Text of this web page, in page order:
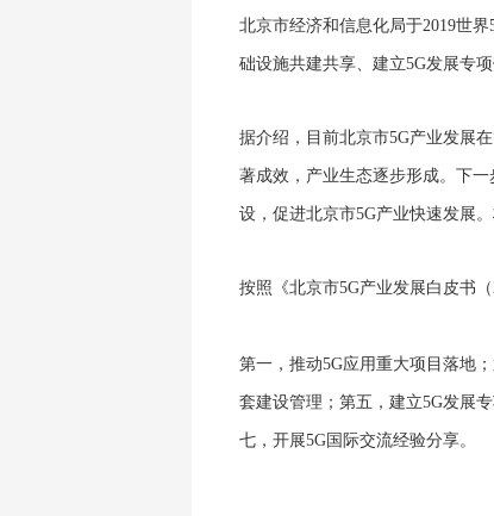
北京市经济和信息化局于2019世界
础设施共建共享、建立5G发展专项
据介绍，目前北京市5G产业发展
著成效，产业生态逐步形成。下一
设，促进北京市5G产业快速发展
按照《北京市5G产业发展白皮书（
第一，推动5G应用重大项目落地
套建设管理；第五，建立5G发展
七，开展5G 国际交流经验分享。